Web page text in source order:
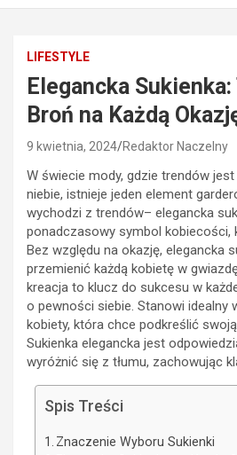
LIFESTYLE
Elegancka
Broń na Każdą
9 kwietnia, 2024 Redaktor Naczelny
W świecie mody, gdzie trendów
niebie, istnieje jeden element
wychodzi z trendów– elegancka
ponadczasowy symbol kobiecości,
Bez względu na okazję, elegancka
przemienić każdą kobietę w
kreacja to klucz do sukcesu w
o pewności siebie. Stanowi idealny
kobiety, która chce podkreślić
Sukienka elegancka jest
wyróżnić się z tłumu, zachowując
Spis Treści
Znaczenie Wyboru Sukienki